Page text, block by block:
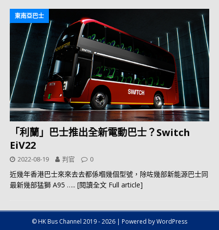
東南亞巴士
「利蘭」巴士推出全新電動巴士？Switch
EiV22
2022-08-19 判官 0
近幾年香港巴士來來去去都係嗰幾個型號，除咗幾部新能源巴士同
最新幾部猛獅 A95 ….. [閱讀全文 Full article]
© HK Bus Channel 2019 - 2026 | Powered by WordPress